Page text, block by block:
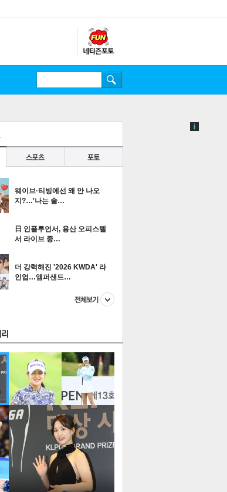
스포츠 포토
웨이브·티빙에선 왜 안 나오
지?…'나는 솔…
日 인플루언서, 용산 오피스텔
서 라이브 중…
더 강력해진 '2026 KWDA' 라
인업…앰퍼샌드…